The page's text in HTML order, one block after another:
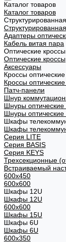
Каталог товаров
Каталог товаров
Адаптеры
Кабель витая пара
Оптические кроссы
Оптические кроссы
Аксессуары
Кроссы
Кроссы
Патч-панели
Шнур
Шнуры
Шнуры оптические
Шкафы
Шкафы
Cерия LITE
Cерия BASIS
Cерия KEYS
Трехсекционные
Встраиваемый
600x450
600x600
Шкафы 12U
Шкафы 12U
600x600
Шкафы 15U
Шкафы 6U
Шкафы 6U
600x350